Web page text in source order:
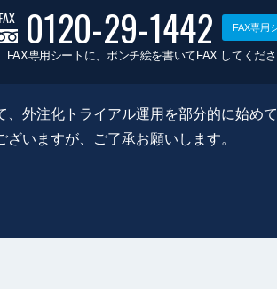
FAX 0120-29-1442 FAX専用
FAX専用シートに、ポンチ絵を書いてFAX してくださ
外注化トライアル運用を部分的に始めて
いますが、ご了承お願いします。